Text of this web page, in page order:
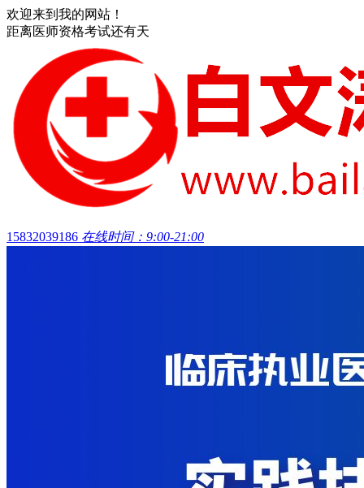
欢迎来到我的网站！
距离医师资格考试还有天
15832039186 在线时间：9:00-21:00